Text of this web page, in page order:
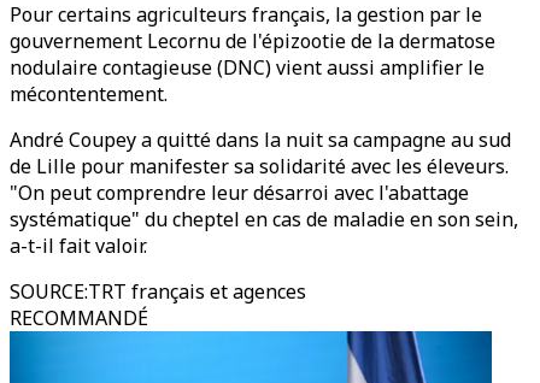
Pour certains agriculteurs français, la gestion par le
gouvernement Lecornu de l'épizootie de la dermatose
nodulaire contagieuse (DNC) vient aussi amplifier le
mécontentement.
André Coupey a quitté dans la nuit sa campagne au sud
de Lille pour manifester sa solidarité avec les éleveurs.
"On peut comprendre leur désarroi avec l'abattage
systématique" du cheptel en cas de maladie en son sein,
a-t-il fait valoir.
SOURCE:TRT français et agences
RECOMMANDÉ